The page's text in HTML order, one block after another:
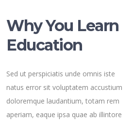
Why You Learn
Education
Sed ut perspiciatis unde omnis iste
natus error sit voluptatem accustium
doloremque laudantium, totam rem
aperiam, eaque ipsa quae ab illintore